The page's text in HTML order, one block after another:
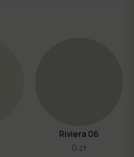
Riviera 06
0 zł